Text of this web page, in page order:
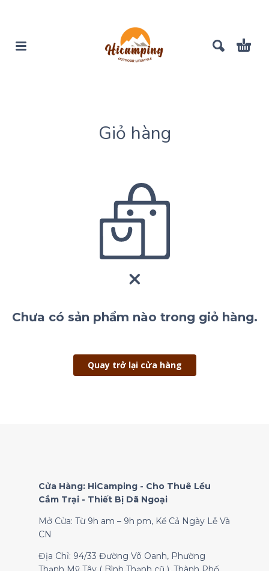
Giỏ hàng
Chưa có sản phẩm nào trong giỏ hàng.
Quay trở lại cửa hàng
Cửa Hàng: HiCamping - Cho Thuê Lều
Cắm Trại - Thiết Bị Dã Ngoại
Mở Cửa: Từ 9h am – 9h pm, Kể Cả Ngày Lễ Và
CN
Địa Chỉ: 94/33 Đường Võ Oanh, Phường